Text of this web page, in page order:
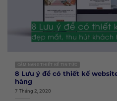
CẨM NANG THIẾT KẾ TIN TỨC
8 Lưu ý để có thiết kế
hàng
7 Tháng 2, 2020